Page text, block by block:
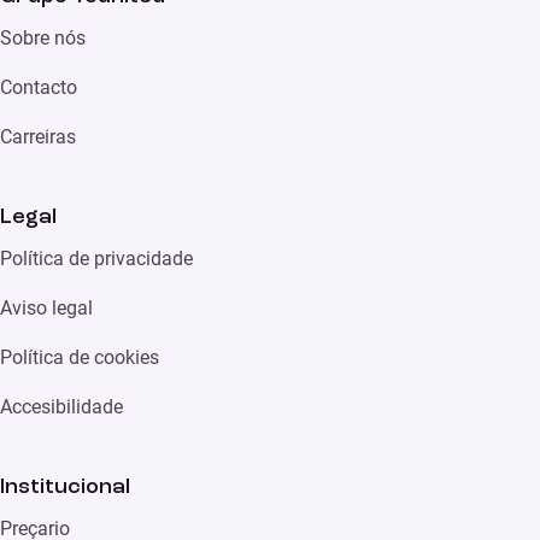
Sobre nós
Contacto
Carreiras
Legal
Política de privacidade
Aviso legal
Política de cookies
Accesibilidade
Institucional
Preçario